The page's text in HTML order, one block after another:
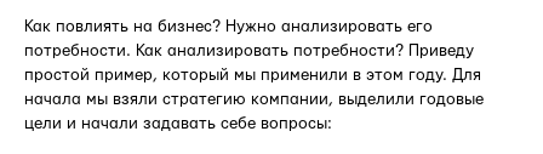
Как повлиять на бизнес? Нужно анализировать его
потребности. Как анализировать потребности? Приведу
простой пример, который мы применили в этом году. Для
начала мы взяли стратегию компании, выделили годовые
цели и начали задавать себе вопросы: